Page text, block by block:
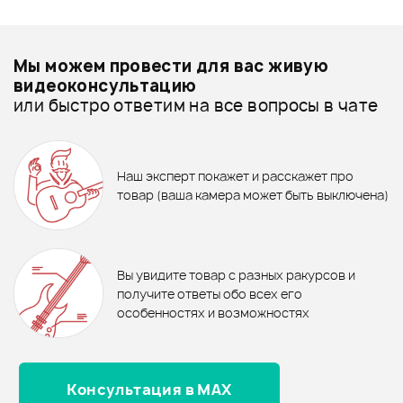
ХИТ
840 ₽
Настенный держатель STAGG
GUH-TRAP
В корзину
ХИТ
NEW
Акустическая гитара Kepma
G131
Рейтинг
Страна происхождения
11 990 ₽
Страна происхождения
Отзывы
0.0
Оценка5
Акустические гитары - дешевле
Акустические гитары - дороже
Акустические гитары - новинки
Мы можем провести для вас живую
видеоконсультацию
или быстро ответим на все вопросы в чате
Наш эксперт покажет и расскажет про
товар (ваша камера может быть выключена)
Вы увидите товар с разных ракурсов и
получите ответы обо всех его
особенностях и возможностях
Консультация в MAX